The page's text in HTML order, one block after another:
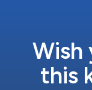
Wish
this